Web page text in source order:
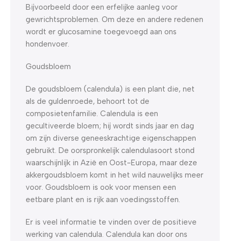
Bijvoorbeeld door een erfelijke aanleg voor
gewrichtsproblemen. Om deze en andere redenen
wordt er glucosamine toegevoegd aan ons
hondenvoer.
Goudsbloem
De goudsbloem (calendula) is een plant die, net
als de guldenroede, behoort tot de
composietenfamilie. Calendula is een
gecultiveerde bloem; hij wordt sinds jaar en dag
om zijn diverse geneeskrachtige eigenschappen
gebruikt. De oorspronkelijk calendulasoort stond
waarschijnlijk in Azië en Oost-Europa, maar deze
akkergoudsbloem komt in het wild nauwelijks meer
voor. Goudsbloem is ook voor mensen een
eetbare plant en is rijk aan voedingsstoffen.
Er is veel informatie te vinden over de positieve
werking van calendula. Calendula kan door ons